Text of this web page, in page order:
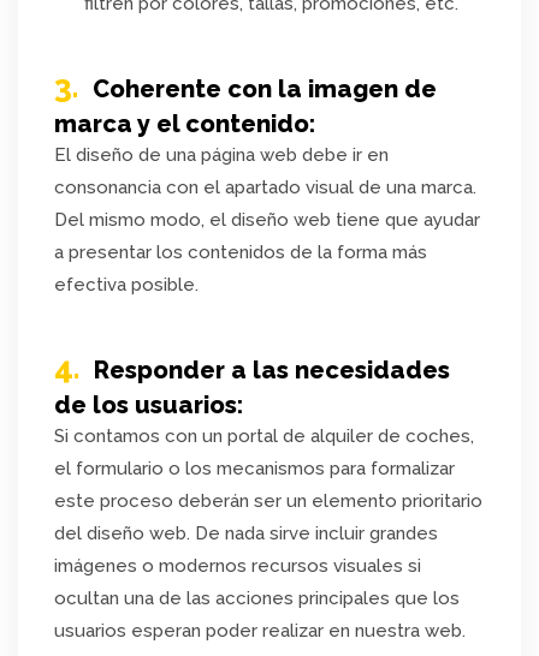
3. Coherente con la imagen de
marca y el contenido:
El diseño de una página web debe ir en
consonancia con el apartado visual de una marca.
Del mismo modo, el diseño web tiene que ayudar
a presentar los contenidos de la forma más
efectiva posible.
4. Responder a las necesidades
de los usuarios:
Si contamos con un portal de alquiler de coches,
el formulario o los mecanismos para formalizar
este proceso deberán ser un elemento prioritario
del diseño web. De nada sirve incluir grandes
imágenes o modernos recursos visuales si
ocultan una de las acciones principales que los
usuarios esperan poder realizar en nuestra web.